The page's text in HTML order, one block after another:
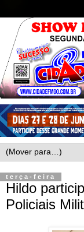
terça-feira
Hildo
Policiais